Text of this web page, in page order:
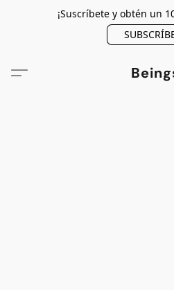
¡Suscríbete y obtén un